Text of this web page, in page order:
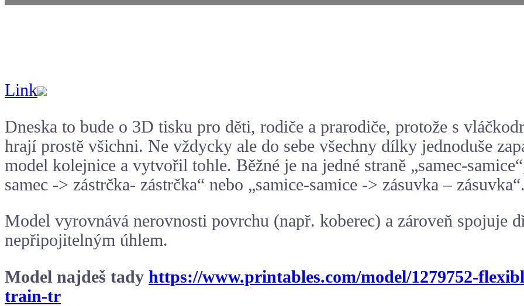
Link
Dneska to bude o 3D tisku pro děti, rodiče a prarodiče, protože s
hrají prostě všichni. Ne vždycky ale do sebe všechny dílky jednoduše
model kolejnice a vytvořil tohle. Běžné je na jedné straně „samec-
samec -> zástrčka- zástrčka“ nebo „samice-samice -> zásuvka –
Model vyrovnává nerovnosti povrchu (např. koberec) a zároveň spojuje
nepřipojitelným úhlem.
Model najdeš tady https://www.printables.com/model/1279752-
train-tr